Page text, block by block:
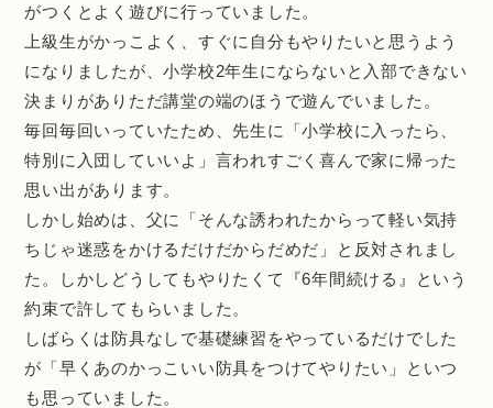
がつくとよく遊びに行っていました。
上級生がかっこよく、すぐに自分もやりたいと思うよう
になりましたが、小学校2年生にならないと入部できない
決まりがありただ講堂の端のほうで遊んでいました。
毎回毎回いっていたため、先生に「小学校に入ったら、
特別に入団していいよ」言われすごく喜んで家に帰った
思い出があります。
しかし始めは、父に「そんな誘われたからって軽い気持
ちじゃ迷惑をかけるだけだからだめだ」と反対されまし
た。しかしどうしてもやりたくて『6年間続ける』という
約束で許してもらいました。
しばらくは防具なしで基礎練習をやっているだけでした
が「早くあのかっこいい防具をつけてやりたい」といつ
も思っていました。